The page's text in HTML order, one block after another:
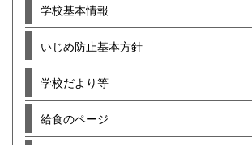
学校基本情報
いじめ防止基本方針
学校だより等
給食のページ